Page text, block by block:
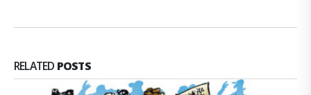
RELATED POSTS